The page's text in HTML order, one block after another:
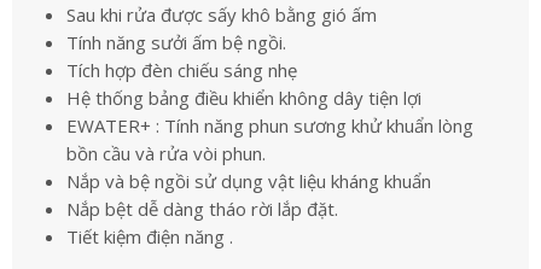
Sau khi rửa được sấy khô bằng gió ấm
Tính năng sưởi ấm bệ ngồi.
Tích hợp đèn chiếu sáng nhẹ
Hệ thống bảng điều khiển không dây tiện lợi
EWATER+ : Tính năng phun sương khử khuẩn lòng
bồn cầu và rửa vòi phun.
Nắp và bệ ngồi sử dụng vật liệu kháng khuẩn
Nắp bệt dễ dàng tháo rời lắp đặt.
Tiết kiệm điện năng .